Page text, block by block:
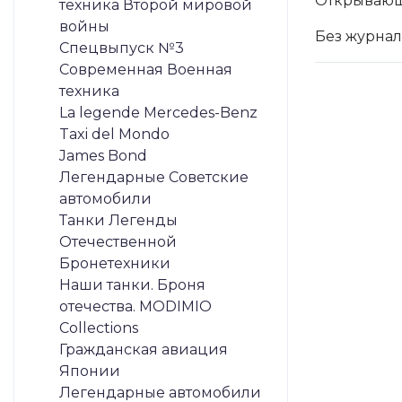
техника Второй мировой
войны
Спецвыпуск №3
Современная Военная
техника
La legende Mercedes-Benz
Taxi del Mondo
James Bond
Легендарные Советские
автомобили
Танки Легенды
Отечественной
Бронетехники
Наши танки. Броня
отечества. MODIMIO
Collections
Гражданская авиация
Японии
Легендарные автомобили
Без